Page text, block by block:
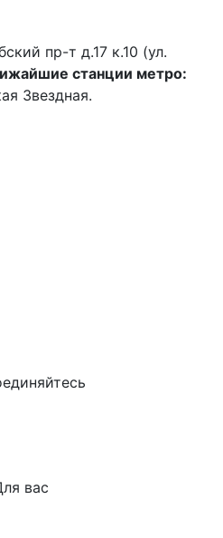
пр-т д.17 к.10 (ул.
станции метро:
Звездная.
вас